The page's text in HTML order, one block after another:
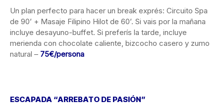
Un plan perfecto para hacer un break exprés: Circuito Spa
de 90’ + Masaje Filipino Hilot de 60’. Si vais por la mañana
incluye desayuno-buffet. Si preferís la tarde, incluye
merienda con chocolate caliente, bizcocho casero y zumo
natural – 75€/persona
ESCAPADA “ARREBATO DE PASIÓN”